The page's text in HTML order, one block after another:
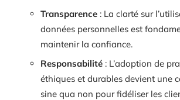
Transparence : La clarté sur
données personnelles est
maintenir la confiance.
Responsabilité : L’adoption de
éthiques et durables devient une
sine qua non pour fidéliser les